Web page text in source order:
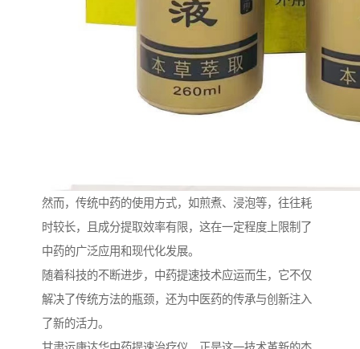
然而，传统中药的使用方式，如煎煮、浸泡等，往往耗
时较长，且成分提取效率有限，这在一定程度上限制了
中药的广泛应用和现代化发展。
随着科技的不断进步，中药提速技术应运而生，它不仅
解决了传统方法的瓶颈，还为中医药的传承与创新注入
了新的活力。